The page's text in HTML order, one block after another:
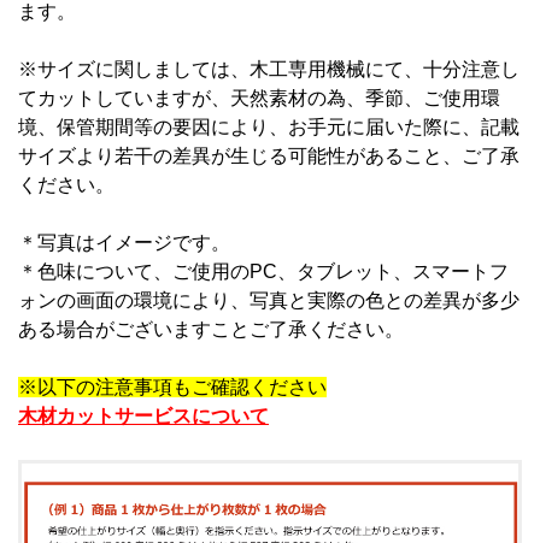
ます。
※サイズに関しましては、木工専用機械にて、十分注意し
てカットしていますが、天然素材の為、季節、ご使用環
境、保管期間等の要因により、お手元に届いた際に、記載
サイズより若干の差異が生じる可能性があること、ご了承
ください。
＊写真はイメージです。
＊ 色味について、ご使用のPC、タブレット、スマートフ
ォンの画面の環境により、写真と実際の色との差異が多少
ある場合がございますことご了承ください。
※以下の注意事項もご確認ください
木材カットサービスについて